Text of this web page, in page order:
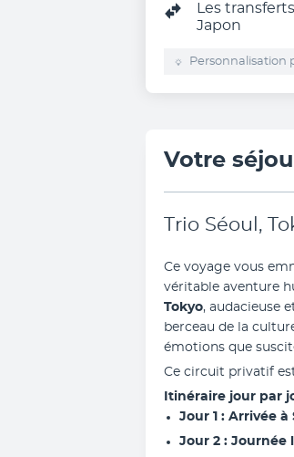
Les
Japon
Personnalisation
Votre
Trio Séoul,
Ce voyage vous
véritable aventure
Tokyo, audacieuse
berceau de la
émotions que
Ce circuit privatif
Itinéraire jour par
Jour 1 : Arrivée à
Jour 2 : Journée